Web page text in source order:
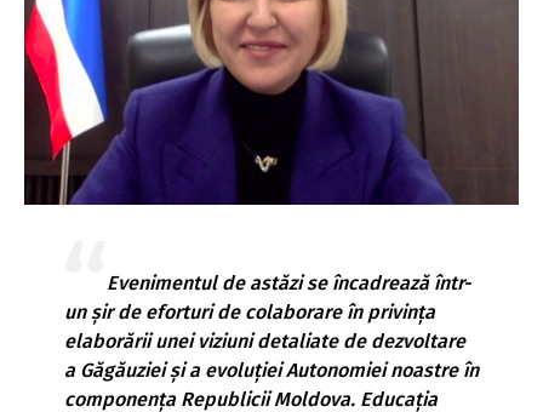
Evenimentul de astăzi se încadrează într-
un șir de eforturi de colaborare în privința
elaborării unei viziuni detaliate de dezvoltare
a Găgăuziei și a evoluției Autonomiei noastre în
componența Republicii Moldova. Educația